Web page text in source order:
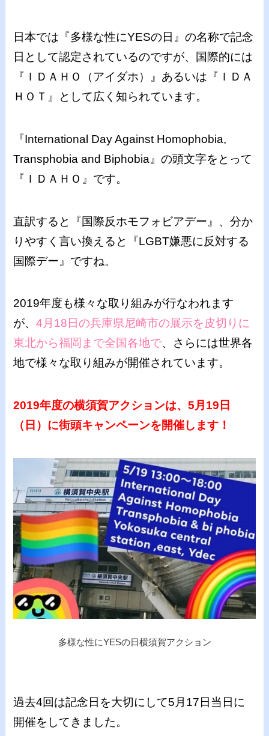
日本では『多様な性にYESの日』の名称で記念
日として認定されているのですが、国際的には
『ＩＤＡＨＯ（アイダホ）』あるいは『ＩＤＡ
ＨＯＴ』として広く知られています。
『International Day Against Homophobia,
Transphobia and Biphobia』の頭文字をとって
『ＩＤＡＨＯ』です。
直訳すると『国際反ホモフォビアデー』、分か
りやすく言い換えると『LGBT嫌悪に反対する
国際デー』ですね。
2019年度も様々な取り組みが行なわれます
が、4月18日の兵庫県尼崎市の展示を皮切りに
東北から福岡まで全国各地で、さらには世界各
地で様々な取り組みが開催されています。
2019年度の横須賀アクションは、5月19日
（日）に街頭キャンペーンを開催します！
多様な性にYESの日横須賀アクション
過去4回は記念日を大切にして5月17日当日に
開催をしてきました。